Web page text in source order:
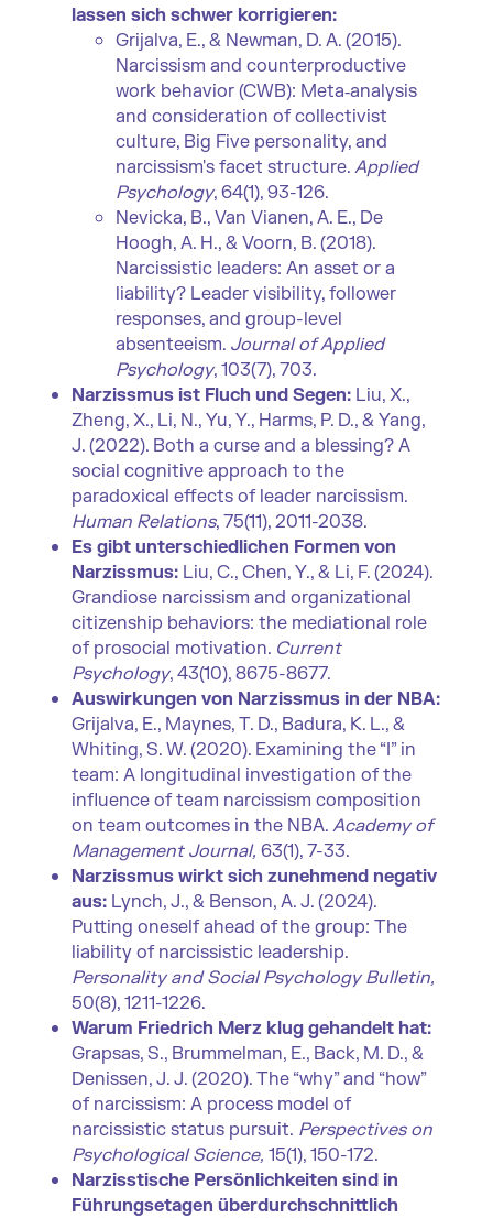
lassen sich schwer korrigieren:
Grijalva, E., & Newman, D. A. (2015).
Narcissism and counterproductive
work behavior (CWB): Meta‐analysis
and consideration of collectivist
culture, Big Five personality, and
narcissism's facet structure. Applied
Psychology, 64(1), 93-126.
Nevicka, B., Van Vianen, A. E., De
Hoogh, A. H., & Voorn, B. (2018).
Narcissistic leaders: An asset or a
liability? Leader visibility, follower
responses, and group-level
absenteeism. Journal of Applied
Psychology, 103(7), 703.
Narzissmus ist Fluch und Segen: Liu, X.,
Zheng, X., Li, N., Yu, Y., Harms, P. D., & Yang,
J. (2022). Both a curse and a blessing? A
social cognitive approach to the
paradoxical effects of leader narcissism.
Human Relations, 75(11), 2011-2038.
Es gibt unterschiedlichen Formen von
Narzissmus: Liu, C., Chen, Y., & Li, F. (2024).
Grandiose narcissism and organizational
citizenship behaviors: the mediational role
of prosocial motivation. Current
Psychology, 43(10), 8675-8677.
Auswirkungen von Narzissmus in der NBA:
Grijalva, E., Maynes, T. D., Badura, K. L., &
Whiting, S. W. (2020). Examining the “I” in
team: A longitudinal investigation of the
influence of team narcissism composition
on team outcomes in the NBA. Academy of
Management Journal, 63(1), 7-33.
Narzissmus wirkt sich zunehmend negativ
aus: Lynch, J., & Benson, A. J. (2024).
Putting oneself ahead of the group: The
liability of narcissistic leadership.
Personality and Social Psychology Bulletin,
50(8), 1211-1226.
Warum Friedrich Merz klug gehandelt hat:
Grapsas, S., Brummelman, E., Back, M. D., &
Denissen, J. J. (2020). The “why” and “how”
of narcissism: A process model of
narcissistic status pursuit. Perspectives on
Psychological Science, 15(1), 150-172.
Narzisstische Persönlichkeiten sind in
Führungsetagen überdurchschnittlich